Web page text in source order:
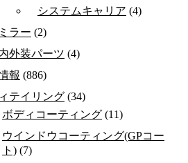
システムキャリア (4)
ラー (2)
外装パーツ (4)
報 (886)
テイリング (34)
ボディコーティング (11)
ウインドウコーティング(GPコー
ト) (7)